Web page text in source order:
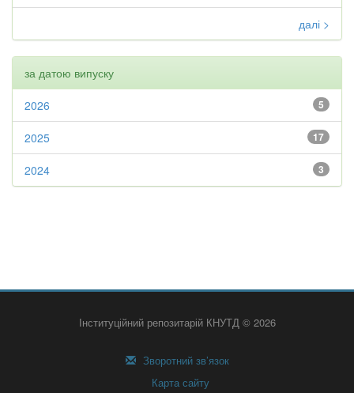
далі >
за датою випуску
5
2026
17
2025
3
2024
Інституційний репозитарій КНУТД © 2026
Зворотний зв’язок
Карта сайту